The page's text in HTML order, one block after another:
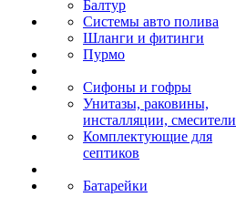
Балтур
Системы авто полива
Шланги и фитинги
Пурмо
Сифоны и гофры
Унитазы, раковины,
инсталляции, смесители
Комплектующие для
септиков
Батарейки